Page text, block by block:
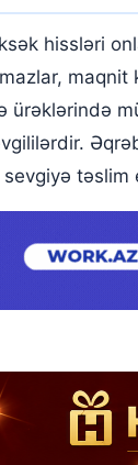
hissləri
təslim